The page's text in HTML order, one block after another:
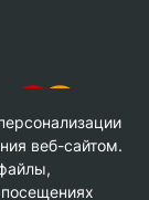
веб-сайтом.